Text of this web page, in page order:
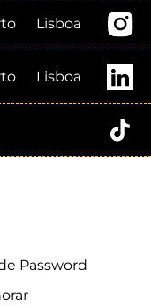
Lisboa
Lisboa
Password